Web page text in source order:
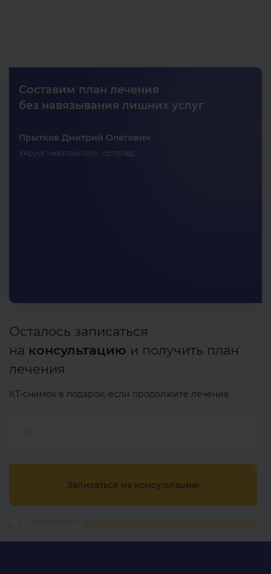
Составим план лечения
без навязывания лишних услуг
Прытков Дмитрий Олегович
Хирург-имплантолог, ортопед
Осталось записаться
на консультацию и получить план
лечения
КТ-снимок в подарок, если продолжите лечение
Записаться на консультацию
политикой обработки персональных данных